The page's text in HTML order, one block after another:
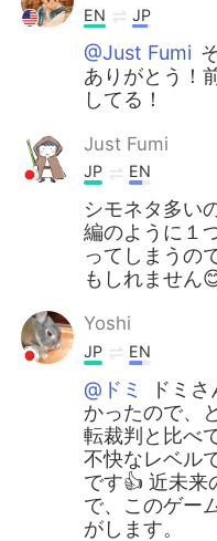
EN JP
@Just Fumi
ありがとう！
してる！
Just Fumi
JP EN
シモネタ多い
編のように１
ってしまうの
もしれません
Yoshi
JP EN
@ドミ
ドミ
かったので、
転裁判と比べ
不快なレベル
です👍 近未来
で、このゲー
がします。